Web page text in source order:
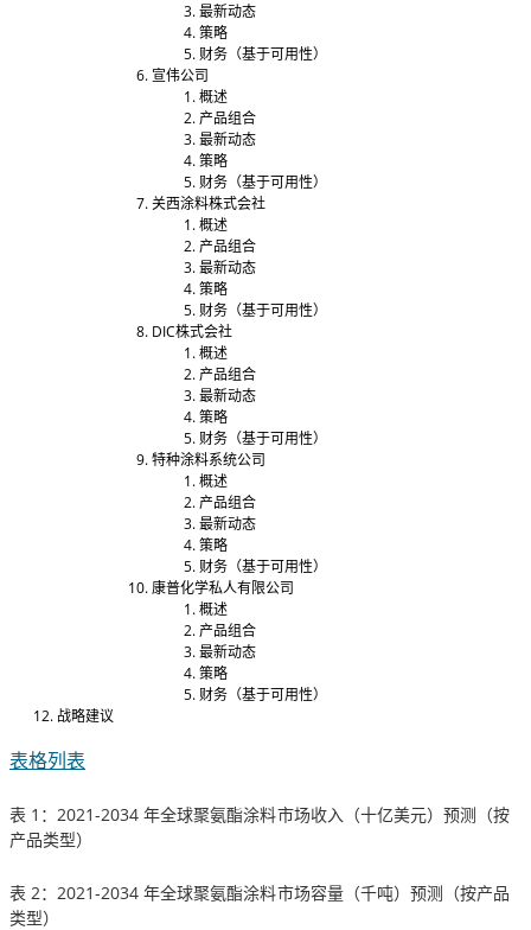
最新动态
策略
财务（基于可用性）
宣伟公司
概述
产品组合
最新动态
策略
财务（基于可用性）
关西涂料株式会社
概述
产品组合
最新动态
策略
财务（基于可用性）
DIC株式会社
概述
产品组合
最新动态
策略
财务（基于可用性）
特种涂料系统公司
概述
产品组合
最新动态
策略
财务（基于可用性）
康普化学私人有限公司
概述
产品组合
最新动态
策略
财务（基于可用性）
战略建议
表格列表
表 1：2021-2034 年全球聚氨酯涂料市场收入（十亿美元）预测（按
产品类型）
表 2：2021-2034 年全球聚氨酯涂料市场容量（千吨）预测（按产品
类型）